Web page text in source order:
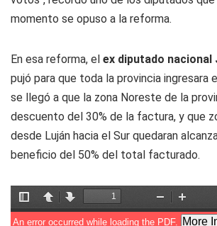
momento se opuso a la reforma.
En esa reforma, el ex diputado nacional
pujó para que toda la provincia ingresara
se llegó a que la zona Noreste de la
descuento del 30% de la factura, y que
desde Luján hacia el Sur quedaran
beneficio del 50% del total facturado.